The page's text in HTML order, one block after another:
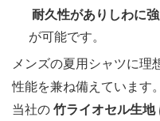
耐久性がありしわに
が可能です。
メンズの夏用シャツに理
性能を兼ね備えています
当社の‌ 竹ライオセル生地